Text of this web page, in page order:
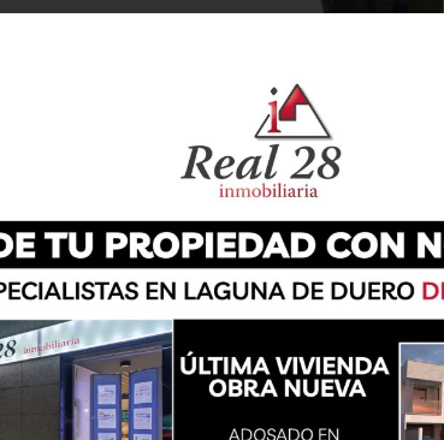
la final de la Copa de la Reina de
que terminó con la victoria del Equipo
las laguneras Paula Vaquero y Alicia
del sector final del Campeonato
de Íscar del 3 al 5 de mayo. Por
fase del Campeonato de España de
Esta competición se desarrollará en el
de Lugo.